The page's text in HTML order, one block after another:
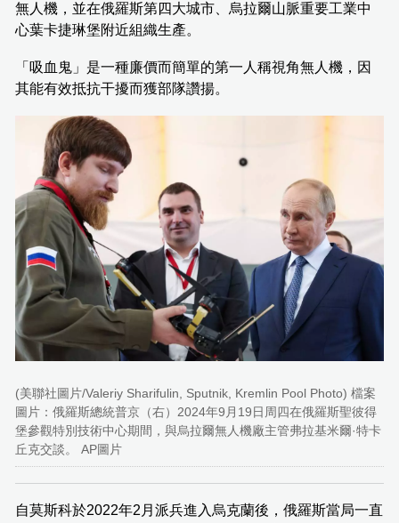
無人機，並在俄羅斯第四大城市、烏拉爾山脈重要工業中
心葉卡捷琳堡附近組織生產。
「吸血鬼」是一種廉價而簡單的第一人稱視角無人機，因
其能有效抵抗干擾而獲部隊讚揚。
(美聯社圖片/Valeriy Sharifulin, Sputnik, Kremlin Pool Photo) 檔案
圖片：俄羅斯總統普京（右）2024年9月19日周四在俄羅斯聖彼得
堡參觀特別技術中心期間，與烏拉爾無人機廠主管弗拉基米爾·特卡
丘克交談。 AP圖片
自莫斯科於2022年2月派兵進入烏克蘭後，俄羅斯當局一直